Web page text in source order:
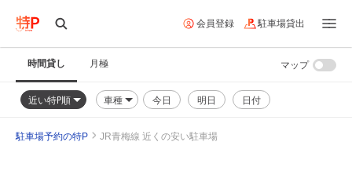
会員登録 駐車場貸出
時間貸し 月極
近い特P順 車種 今日 明日 日付
マップ
駐車場予約の特P JR青梅線 近くの安い駐車場